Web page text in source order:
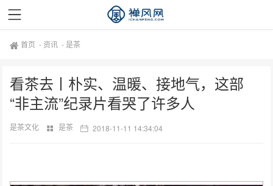
首页 - 资讯 -是茶
看茶去丨朴实、温暖、接地气，这部
“非主流”纪录片看哭了许多人
是茶文化 是茶 2018-11-11 14:34:04